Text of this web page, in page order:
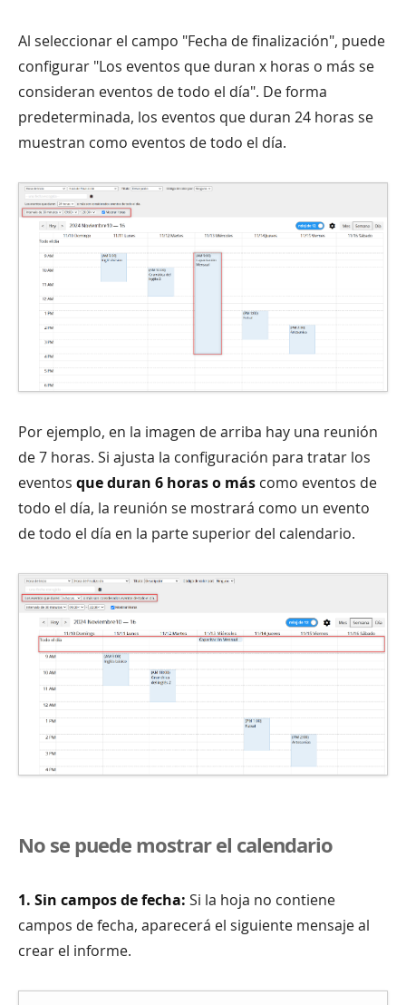
Al seleccionar el campo "Fecha de finalización", puede
configurar "Los eventos que duran x horas o más se
consideran eventos de todo el día". De forma
predeterminada, los eventos que duran 24 horas se
muestran como eventos de todo el día.
Por ejemplo, en la imagen de arriba hay una reunión
de 7 horas. Si ajusta la configuración para tratar los
eventos que duran 6 horas o más como eventos de
todo el día, la reunión se mostrará como un evento
de todo el día en la parte superior del calendario.
No se puede mostrar el calendario
1. Sin campos de fecha: Si la hoja no contiene
campos de fecha, aparecerá el siguiente mensaje al
crear el informe.